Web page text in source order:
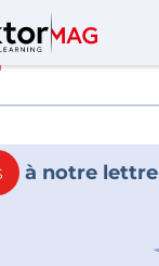
sur
à notre lettre